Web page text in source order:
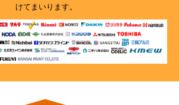
けてまいります。